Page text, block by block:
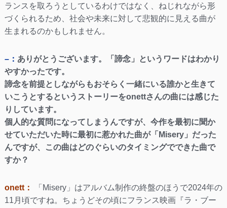
ランスを取ろうとしているわけではなく、ねじれながら形
づくられるため、社会や未来に対して悲観的に見える曲が
生まれるのかもしれません。
–： ありがとうございます。「諦念」というワードはわかり
やすかったです。
諦念を前提としながらもおそらく一緒にいる誰かと生きて
いこうとするというストーリーをonettさんの曲には感じた
りしています。
個人的な質問になってしまうんですが、今作を最初に聞か
せていただいた時に最初に惹かれた曲が「Misery」だった
んですが、この曲はどのぐらいのタイミングでできた曲で
すか？
onett：
「Misery」はアルバム制作の終盤のほうで2024年の
11月頃ですね。ちょうどその頃にフランス映画『ラ・ブー